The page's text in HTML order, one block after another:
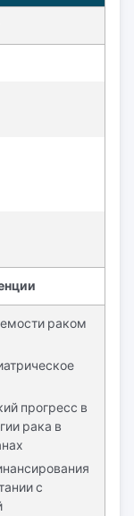
раком
прогресс в
рака в
с